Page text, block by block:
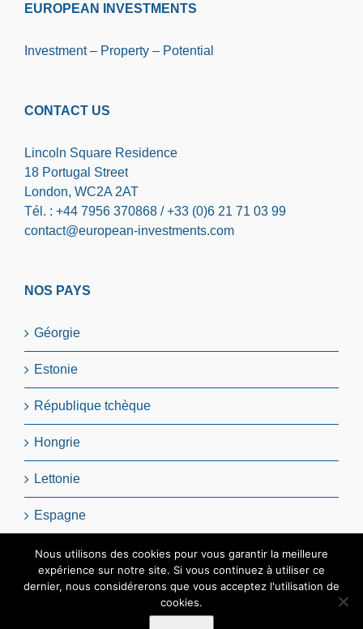
EUROPEAN INVESTMENTS
Investment – Property – Potential
CONTACT US
Lincoln Square Residence
18 Portugal Street
London, WC2A 2AT
Tél. : +44 7956 370868 / +33 (0)6 21 71 03 99
contact@european-investments.com
NOS PAYS
Géorgie
Estonie
République tchèque
Hongrie
Lettonie
Espagne
Pologne
Nous utilisons des cookies pour vous garantir la meilleure
expérience sur notre site. Si vous continuez à utiliser ce
dernier, nous considérerons que vous acceptez l'utilisation de
cookies.